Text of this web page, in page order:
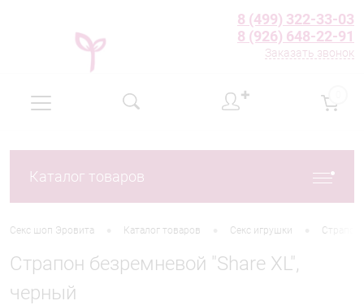
8 (499) 322-33-03
8 (926) 648-22-91
Заказать звонок
✚
Каталог товаров
Секс шоп Эровита Каталог товаров Секс игрушки
Страпон безремневой "Share XL",
черный